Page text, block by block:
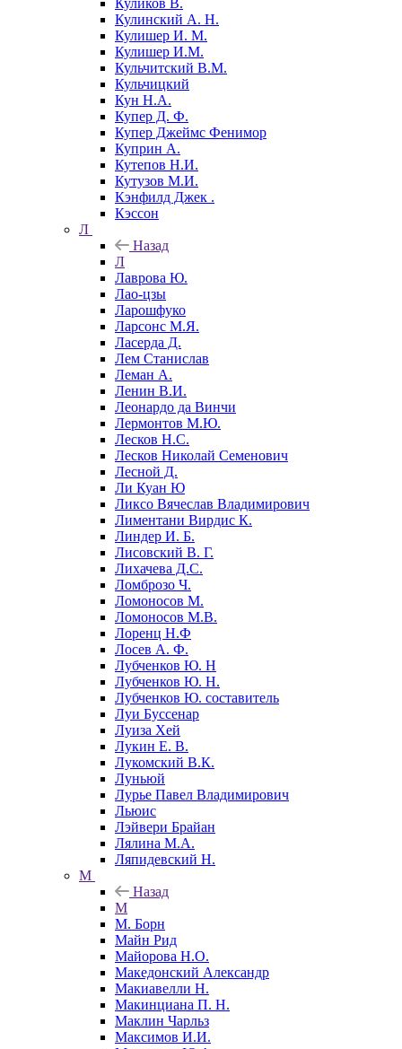
Куликов В.
Кулинский А. Н.
Кулишер И. М.
Кулишер И.М.
Кульчитский В.М.
Кульчицкий
Кун Н.А.
Купер Д. Ф.
Купер Джеймс Фенимор
Куприн А.
Кутепов Н.И.
Кутузов М.И.
Кэнфилд Джек .
Кэссон
Л
Назад
Л
Лаврова Ю.
Лао-цзы
Ларошфуко
Ларсонс М.Я.
Ласерда Д.
Лем Станислав
Леман А.
Ленин В.И.
Леонардо да Винчи
Лермонтов М.Ю.
Лесков Н.С.
Лесков Николай Семенович
Лесной Д.
Ли Куан Ю
Ликсо Вячеслав Владимирович
Лиментани Вирдис К.
Линдер И. Б.
Лисовский В. Г.
Лихачева Д.С.
Ломброзо Ч.
Ломоносов М.
Ломоносов М.В.
Лоренц Н.Ф
Лосев А. Ф.
Лубченков Ю. Н
Лубченков Ю. Н.
Лубченков Ю. составитель
Луи Буссенар
Луиза Хей
Лукин Е. В.
Лукомский В.К.
Луньюй
Лурье Павел Владимирович
Льюис
Лэйвери Брайан
Лялина М.А.
Ляпидевский Н.
М
Назад
М
М. Борн
Майн Рид
Майорова Н.О.
Македонский Александр
Макиавелли Н.
Макинциана П. Н.
Маклин Чарльз
Максимов И.И.